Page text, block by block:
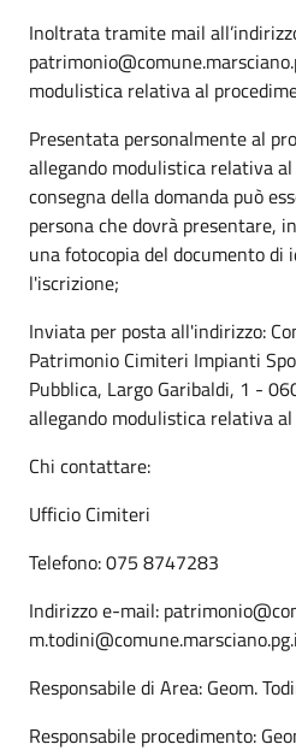
Inoltrata tramite mail
modulistica relativa al
Presentata personalmente al
allegando modulistica relativa
consegna della domanda può
persona che dovrà presentare,
una fotocopia del documento
l'iscrizione;
Inviata per posta all'indirizzo:
Patrimonio Cimiteri Impianti
Pubblica, Largo Garibaldi, 1 -
allegando modulistica relativa
Chi contattare:
Ufficio Cimiteri
Telefono: 075 8747283
Indirizzo e-mail:
Responsabile di Area: Geom.
Responsabile procedimento: